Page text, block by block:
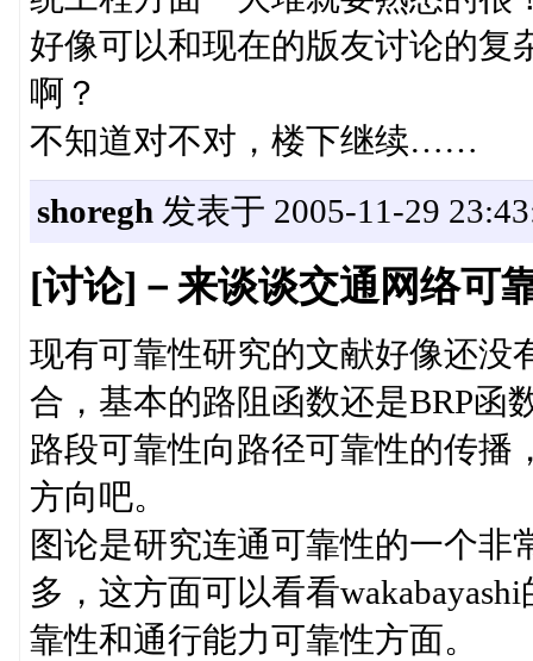
好像可以和现在的版友讨论的复
啊？
不知道对不对，楼下继续……
shoregh 发表于 2005-11-29
[讨论]－来谈谈交通网络可
现有可靠性研究的文献好像还没
合，基本的路阻函数还是BRP函
路段可靠性向路径可靠性的传播
方向吧。
图论是研究连通可靠性的一个
多，这方面可以看看
靠性和通行能力可靠性方面。